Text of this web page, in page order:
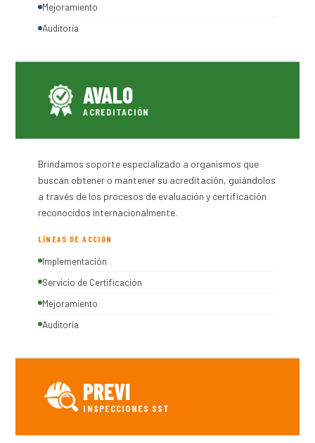
Mejoramiento
Auditoría
AVALO
ACREDITACIÓN
Brindamos soporte especializado a organismos que
buscan obtener o mantener su acreditación, guiándolos
a través de los procesos de evaluación y certificación
reconocidos internacionalmente.
LÍNEAS DE ACCIÓN
Implementación
Servicio de Certificación
Mejoramiento
Auditoría
PREVI
INSPECCIONES SST